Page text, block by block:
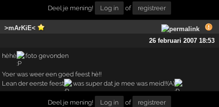
Deel je mening! Log in of registreer
>mArKiE<
26 februari 2007 18:53
hèhè foto gevonden
Yoer was weer een goed feest hè!!
Lean der eerste feest
was super dat je mee was meid!!(A)
Deel je mening! Log in of registreer